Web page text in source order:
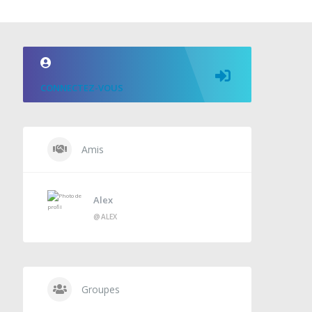
CONNECTEZ-VOUS
Amis
Alex
@ALEX
Groupes